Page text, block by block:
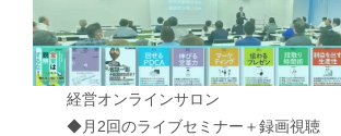
経営オンラインサロン
◆月2回のライブセミナー＋録画視聴